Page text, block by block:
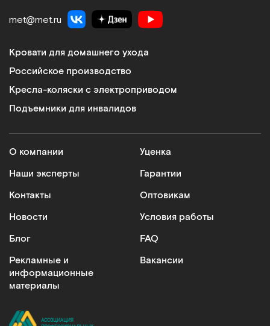
met@met.ru
Кровати для домашнего ухода
Российское производство
Кресла-коляски с электроприводом
Подъемники для инвалидов
О компании
Наши эксперты
Контакты
Новости
Блог
Рекламные и
информационные
материалы
Уценка
Гарантии
Оптовикам
Условия работы
FAQ
Вакансии